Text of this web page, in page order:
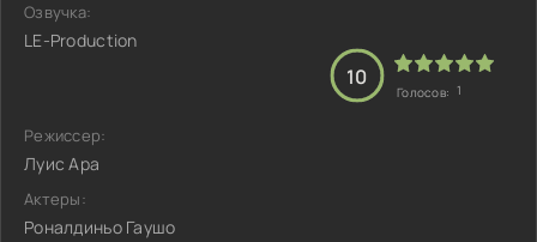
Озвучка:
LE-Production
10
Голосов: 1
Режиссер:
Луис Ара
Актеры:
Роналдиньо Гаушо